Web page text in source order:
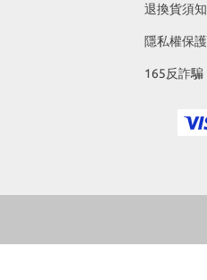
退換貨須知
隱私權保護
165反詐騙